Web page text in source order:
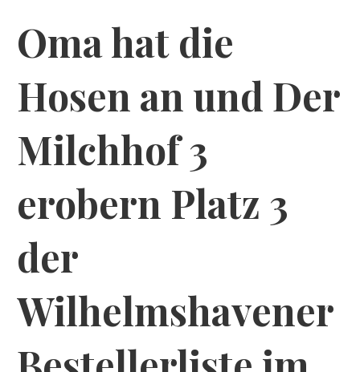
Oma hat die
Hosen an und Der
Milchhof 3
erobern Platz 3
der
Wilhelmshavener